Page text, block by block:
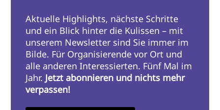
Aktuelle Highlights, nächste Schritte
und ein Blick hinter die Kulissen – mit
unserem Newsletter sind Sie immer im
Bilde. Für Organisierende vor Ort und
alle anderen Interessierten. Fünf Mal im
Jahr. Jetzt abonnieren und nichts mehr
verpassen!